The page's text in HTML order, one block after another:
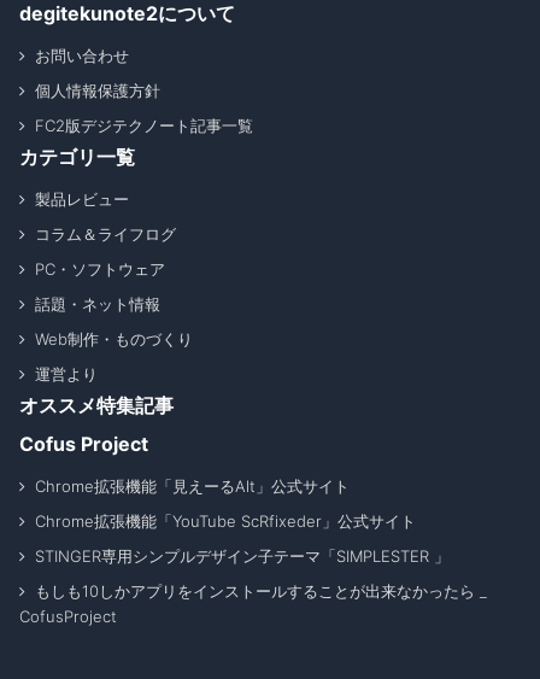
degitekunote2について
お問い合わせ
個人情報保護方針
FC2版デジテクノート記事一覧
カテゴリ一覧
製品レビュー
コラム＆ライフログ
PC・ソフトウェア
話題・ネット情報
Web制作・ものづくり
運営より
オススメ特集記事
Cofus Project
Chrome拡張機能「見えーるAlt」公式サイト
Chrome拡張機能「YouTube ScRfixeder」公式サイト
STINGER専用シンプルデザイン子テーマ「SIMPLESTER 」
もしも10しかアプリをインストールすることが出来なかったら _
CofusProject